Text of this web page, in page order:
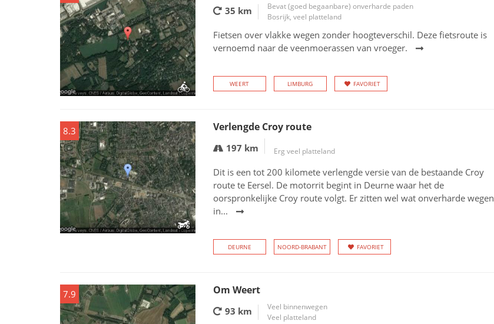
35 km
Bevat (goed begaanbare) onverharde paden
Bosrijk, veel platteland
Fietsen over vlakke wegen zonder hoogteverschil. Deze fietsroute is
vernoemd naar de veenmoerassen van vroeger.
WEERT LIMBURG FAVORIET
8.3 Verlengde Croy route
197 km Erg veel platteland
Dit is een tot 200 kilomete verlengde versie van de bestaande Croy
route te Eersel. De motorrit begint in Deurne waar het de
oorspronkelijke Croy route volgt. Er zitten wel wat onverharde wegen
in...
DEURNE NOORD-BRABANT FAVORIET
7.9 Om Weert
93 km
Veel binnenwegen
Veel platteland